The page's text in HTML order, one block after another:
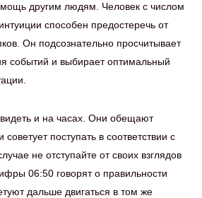
другим людям. Человек с числом
способен предостеречь от
Он подсознательно просчитывает
событий и выбирает оптимальный
и на часах. Они обещают
поступать в соответствии с
не отступайте от своих взглядов
06:50 говорят о правильности
дальше двигаться в том же